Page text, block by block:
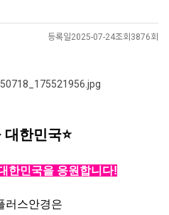
등록일2025-07-24조회 3876회
대한민국⭐
한민국을 응원합니다!
러스안경은